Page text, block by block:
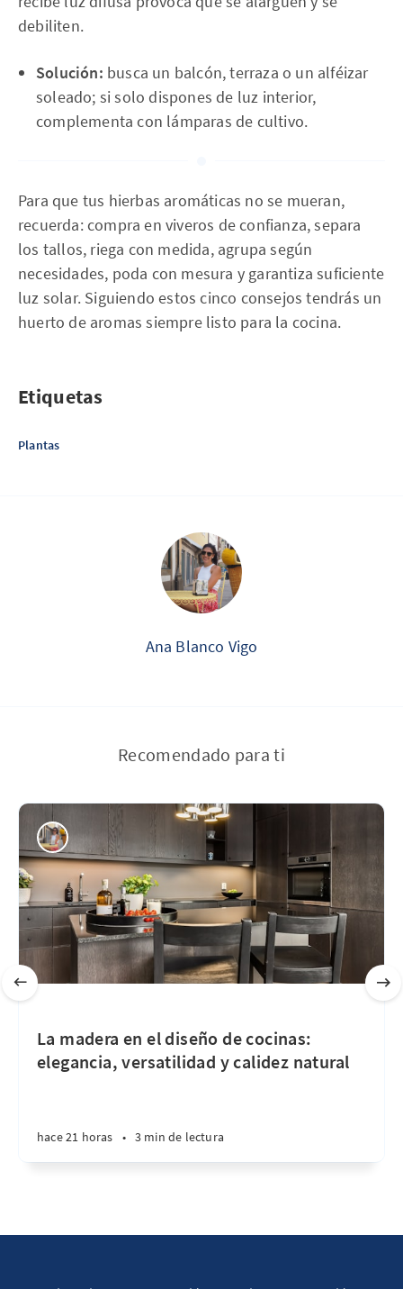
debiliten.
Solución: busca un balcón, terraza o un alféizar
soleado; si solo dispones de luz interior,
complementa con lámparas de cultivo.
Para que tus hierbas aromáticas no se mueran,
recuerda: compra en viveros de confianza, separa
los tallos, riega con medida, agrupa según
necesidades, poda con mesura y garantiza suficiente
luz solar. Siguiendo estos cinco consejos tendrás un
huerto de aromas siempre listo para la cocina.
Etiquetas
Plantas
Ana Blanco Vigo
Recomendado para ti
La madera en el diseño de cocinas:
elegancia, versatilidad y calidez natural
hace 21 horas • 3 min de lectura